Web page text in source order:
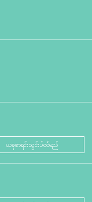
ယခုစာရင်းသွင်းပါဝင်မည်